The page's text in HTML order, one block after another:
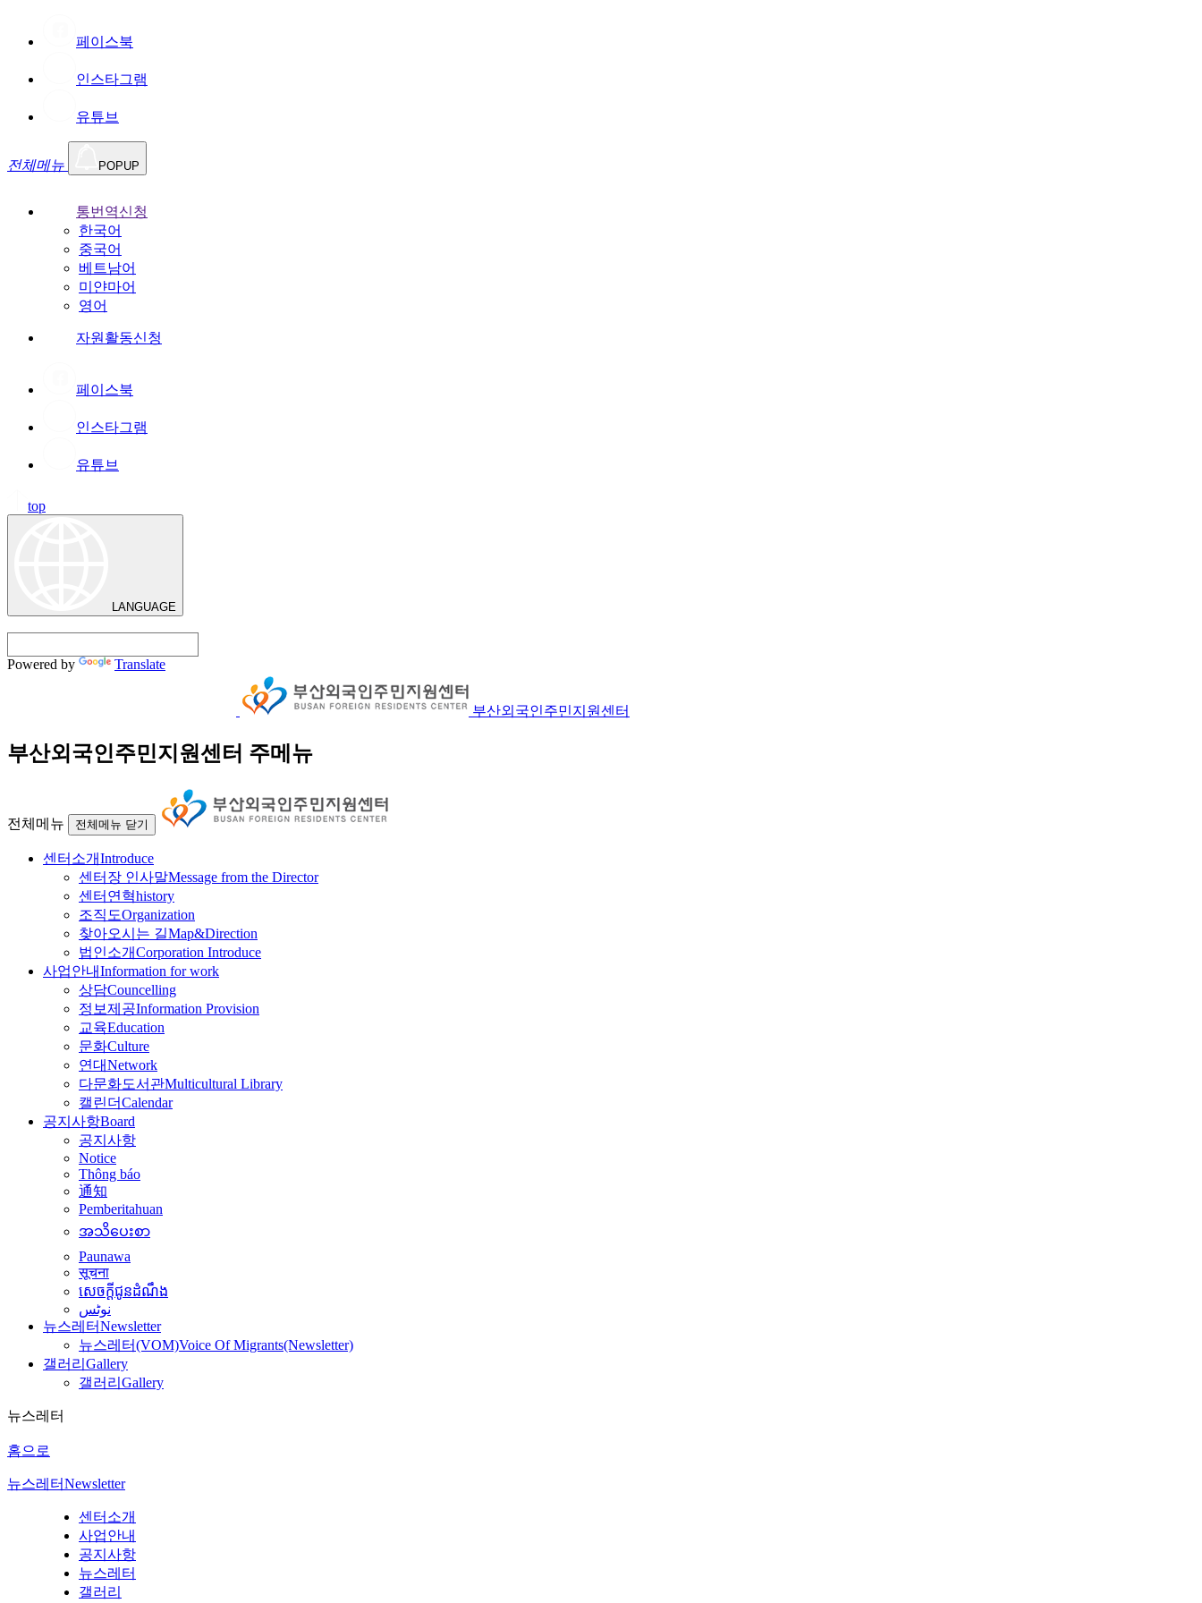
페이스북
인스타그램
유튜브
전체메뉴 POPUP
통번역신청
한국어
중국어
베트남어
미얀마어
영어
자원활동신청
페이스북
인스타그램
유튜브
top
LANGUAGE
Powered by Translate
부산외국인주민지원센터
부산외국인주민지원센터 주메뉴
전체메뉴 전체메뉴 닫기
센터소개Introduce
센터장 인사말Message from the Director
센터연혁history
조직도Organization
찾아오시는 길Map&Direction
법인소개Corporation Introduce
사업안내Information for work
상담Councelling
정보제공Information Provision
교육Education
문화Culture
연대Network
다문화도서관Multicultural Library
캘린더Calendar
공지사항Board
공지사항
Notice
Thông báo
通知
Pemberitahuan
အသိပေးစာ
Paunawa
सूचना
សេចក្តីជូនដំណឹង
نوٹس
뉴스레터Newsletter
뉴스레터(VOM)Voice Of Migrants(Newsletter)
갤러리 Gallery
갤러리 Gallery
뉴스레터
홈으로
뉴스레터Newsletter
센터소개
사업안내
공지사항
뉴스레터
갤러리